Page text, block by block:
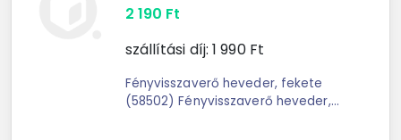
2 190 Ft
szállítási díj: 1 990Ft
Fényvisszaverő heveder, fekete
(58502) Fényvisszaverő heveder,